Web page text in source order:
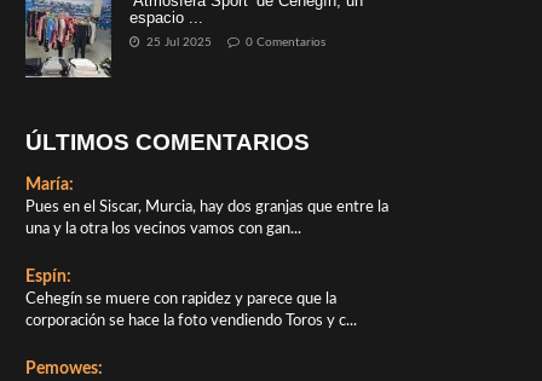
espacio ...
25 Jul 2025 0 Comentarios
ÚLTIMOS COMENTARIOS
María:
Pues en el Siscar, Murcia, hay dos granjas que entre la
una y la otra los vecinos vamos con gan...
Espín:
Cehegín se muere con rapidez y parece que la
corporación se hace la foto vendiendo Toros y c...
Pemowes: